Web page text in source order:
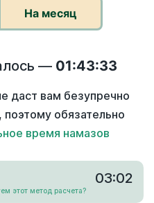
На месяц
— 01:43:33
даст вам безупречно
обязательно
время намазов
этот метод расчета?
03:02